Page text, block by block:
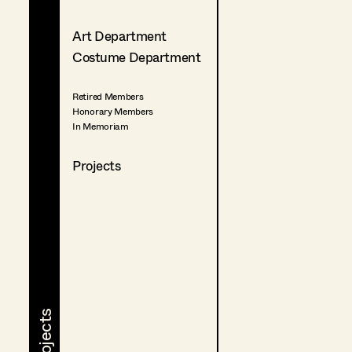
Art Department
Costume Department
Retired Members
Honorary Members
In Memoriam
Projects